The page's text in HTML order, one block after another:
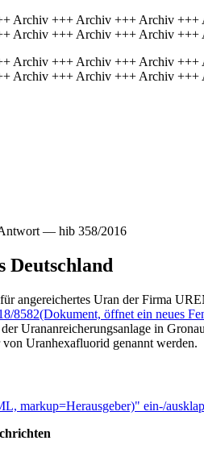
Archiv +++ Archiv +++ Archiv
Archiv +++ Archiv +++ Archiv
Archiv +++ Archiv +++ Archiv
Archiv +++ Archiv +++ Archiv
— hib 358/2016
Deutschland
angereichertes Uran der Firma
8582(Dokument, öffnet ein neues
Urananreicherungsanlage in
Uranhexafluorid genannt werden.
markup=Herausgeber)" ein-/